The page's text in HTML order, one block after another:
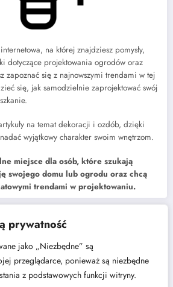
prywatność
jako „Niezbędne” są
przeglądarce, ponieważ są niezbędne
z podstawowych funkcji witryny.
na której znajdziesz pomysły,
dotyczące projektowania ogrodów oraz
zapoznać się z najnowszymi trendami w tej
się, jak samodzielnie zaprojektować swój
na temat dekoracji i ozdób, dzięki
wyjątkowy charakter swoim wnętrzom.
miejsce dla osób, które szukają
swojego domu lub ogrodu oraz chcą
trendami w projektowaniu.
do instalacji centralnego ogrzewania?
litery „L” – dlaczego to układ, który nigdy nie